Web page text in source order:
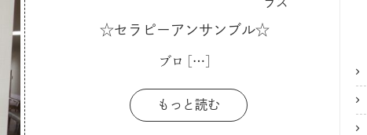
☆セラピーアンサンブル☆
ブロ […]
もっと読む